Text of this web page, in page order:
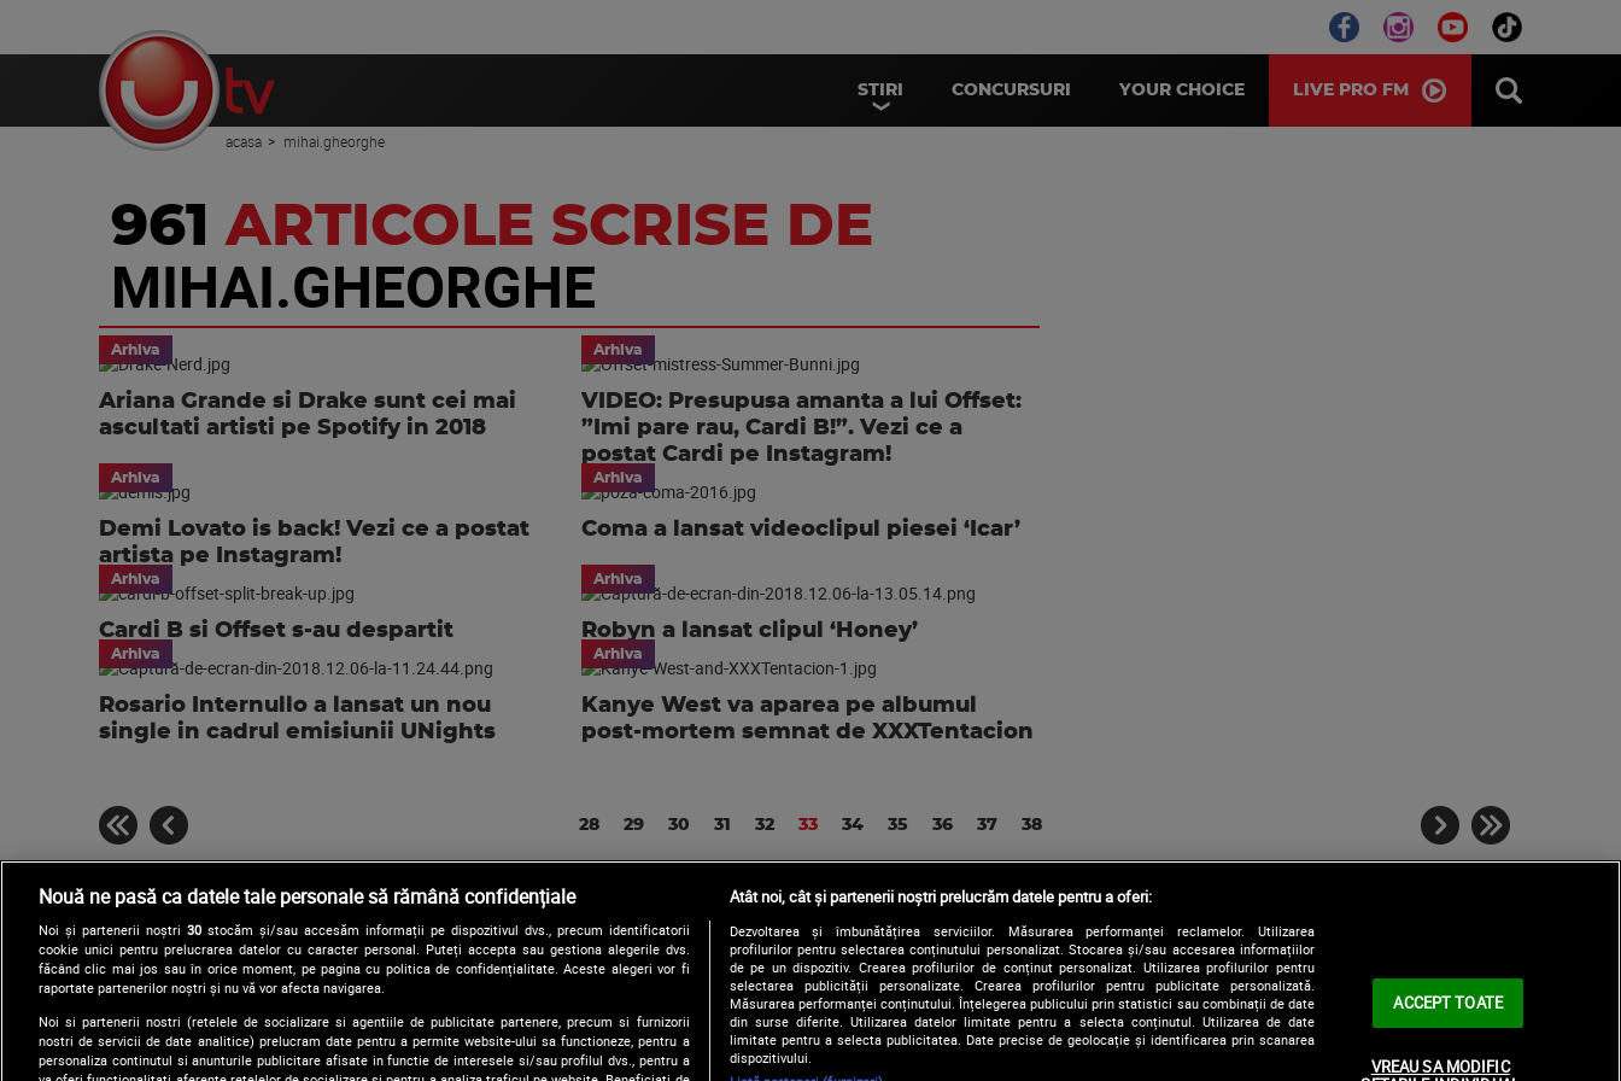
STIRI CONCURSURI YOUR CHOICE LIVE PRO FM
acasa mihai.gheorghe
961 ARTICOLE SCRISE DE
MIHAI.GHEORGHE
Arhiva
Ariana Grande si Drake sunt cei mai
ascultati artisti pe Spotify in 2018
Arhiva
VIDEO: Presupusa amanta a lui Offset:
”Imi pare rau, Cardi B!”. Vezi ce a
postat Cardi pe Instagram!
Arhiva
Demi Lovato is back! Vezi ce a postat
artista pe Instagram!
Arhiva
Coma a lansat videoclipul piesei ‘Icar’
Arhiva
Cardi B si Offset s-au despartit
Arhiva
Robyn a lansat clipul ‘Honey’
Arhiva
Rosario Internullo a lansat un nou
single in cadrul emisiunii UNights
Arhiva
Kanye West va aparea pe albumul
post-mortem semnat de XXXTentacion
28 29 30 31 32 33 34 35 36 37 38
Urmărește-ne și pe:
Copyright © 2026 / DIGI ROMANIA S.A.
Arhiva
Comunicate de presă Politica de confidentialitate Termeni si conditii Gestionați preferințele| Contact/Info Codul etic
Nouă ne pasă ca datele tale personale să rămână confidențiale
Noi și partenerii noștri 30stocăm și/sau accesăm informații pe dispozitivul dvs., precum identificatorii
cookie unici pentru prelucrarea datelor cu caracter personal. Puteți accepta sau gestiona alegerile dvs.
făcând clic mai jos sau în orice moment, pe pagina cu politica de confidențialitate. Aceste alegeri vor fi
raportate partenerilor noștri și nu vă vor afecta navigarea.
Noi si partenerii nostri (retelele de socializare si agentiile de publicitate partenere, precum si furnizorii
nostri de servicii de date analitice) prelucram date pentru a permite website-ului sa functioneze, pentru a
personaliza continutul si anunturile publicitare afisate in functie de interesele si/sau profilul dvs., pentru a
Atât noi, cât și partenerii noștri prelucrăm datele pentru a oferi:
Dezvoltarea și îmbunătățirea serviciilor. Măsurarea performanței reclamelor. Utilizarea
profilurilor pentru selectarea conținutului personalizat. Stocarea și/sau accesarea informațiilor
de pe un dispozitiv. Crearea profilurilor de conținut personalizat. Utilizarea profilurilor pentru
selectarea publicității personalizate. Crearea profilurilor pentru publicitate personalizată.
Măsurarea performanței conținutului. Înțelegerea publicului prin statistici sau combinații de date
din surse diferite. Utilizarea datelor limitate pentru a selecta conținutul. Utilizarea de date
limitate pentru a selecta publicitatea. Date precise de geolocație și identificarea prin scanarea
dispozitivului.
ACCEPT TOATE
VREAU SA MODIFIC